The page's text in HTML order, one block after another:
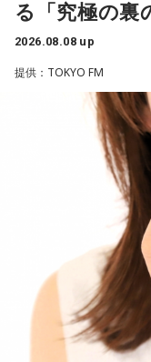
つまり、ベンチから
るほど簡単なスポー
それに対してまた変
◆世界で戦うために
藤木：今回、日本代
あの戦いができたと
うことでしょうか？
福田：そうですね。
「誰が出ても同じよ
う言葉がその通りで
きていたと思います
っぱり“個の力”が必
と暴露します。
有吉自身は、今では
いため分からないと
っていたから……そ
と質問します。
これに対して、カミ
のは、1～2年目の
ん、その子たちは本
い。有吉が「なんで
なことを言うのもあ
ういう先輩か分かっ
ます。
それを受け、有吉は
（若手の頃は）誰か
い？ 何があるか分
る「究極の裏
2026.08.08 up
提供：TOKYO FM